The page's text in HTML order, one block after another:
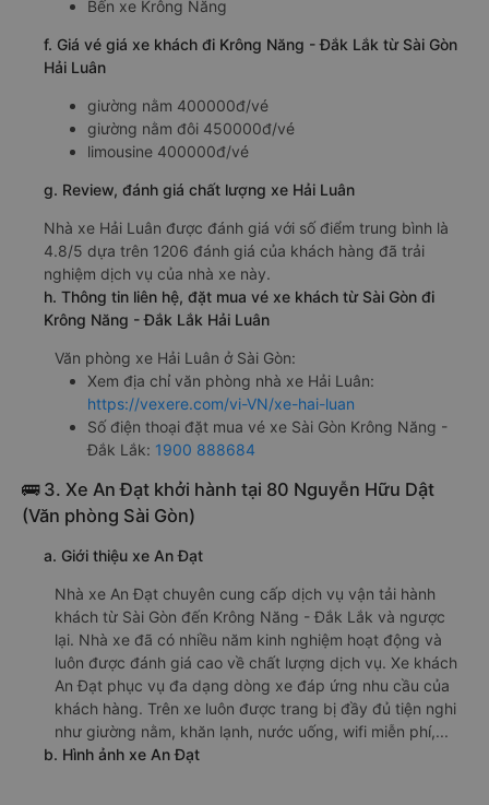
16:54, 17:54, 18:14, 18:44, 03:24, 03:25, 04:24,
Thời gian chạy từ Sài Gòn đi Krông Năng - Đắk Lắk
của nhà xe
d. Các điểm đón khách của nhà xe Hải Luân
Bến xe An Sương
Ngã 4 Bình Phước (Cây xăng 47)
Văn phòng Sài Gòn
Ngã Tư Ga
Bến xe Miền Đông
e. Các điểm trả khách của nhà xe Hải Luân
Bến xe Krông Năng
f. Giá vé giá xe khách đi Krông Năng - Đắk Lắk từ Sài Gòn
Hải Luân
giường nằm 400000đ/vé
giường nằm đôi 450000đ/vé
g. Review, đánh giá chất lượng xe Hải Luân
Nhà xe Hải Luân được đánh giá với số điểm trung bình là
4.8/5 dựa trên 1206 đánh giá của khách hàng đã trải
nghiệm dịch vụ của nhà xe này.
h. Thông tin liên hệ, đặt mua vé xe khách từ Sài Gòn đi
Krông Năng - Đắk Lắk Hải Luân
Văn phòng xe Hải Luân ở Sài Gòn:
Xem địa chỉ văn phòng nhà xe Hải Luân:
https://vexere.com/vi-VN/xe-hai-luan
Số điện thoại đặt mua vé xe Sài Gòn Krông Năng -
1900 888684